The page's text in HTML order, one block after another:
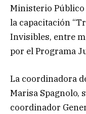
Ministerio
la capacitación
Invisibles, entre
por el Programa
La coordinadora
Marisa Spagnolo,
coordinador